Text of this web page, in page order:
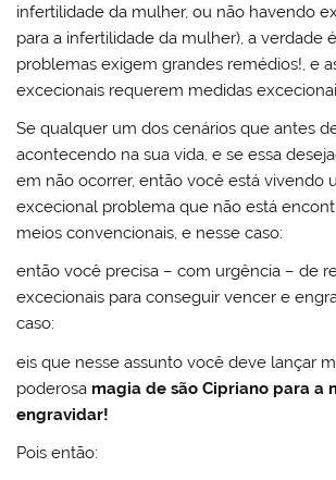
infertilidade da mulher, ou não havendo
para a infertilidade da mulher), a verdade
problemas exigem grandes remédios!, e
excecionais requerem medidas
Se qualquer um dos cenários que antes
acontecendo na sua vida, e se essa
em não ocorrer, então você está vivendo
excecional problema que não está
meios convencionais, e nesse caso:
então você precisa – com urgência – de
excecionais para conseguir vencer e
caso:
eis que nesse assunto você deve lançar
poderosa magia de são Cipriano para a
engravidar!
Pois então: